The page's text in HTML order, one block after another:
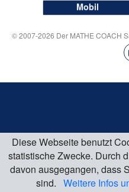
Mobil
© 2007-2026 Der MATHE COACH
Diese Webseite benutzt
statistische Zwecke. Durch
davon ausgegangen, dass
sind. Weitere Infos